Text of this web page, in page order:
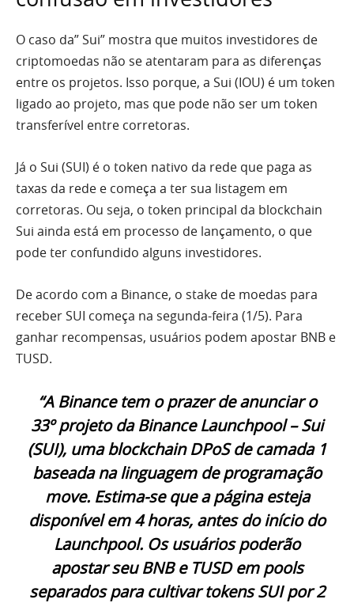
O caso da” Sui” mostra que muitos investidores de
criptomoedas não se atentaram para as diferenças
entre os projetos. Isso porque, a Sui (IOU) é um token
ligado ao projeto, mas que pode não ser um token
transferível entre corretoras.
Já o Sui (SUI) é o token nativo da rede que paga as
taxas da rede e começa a ter sua listagem em
corretoras. Ou seja, o token principal da blockchain
Sui ainda está em processo de lançamento, o que
pode ter confundido alguns investidores.
De acordo com a Binance, o stake de moedas para
receber SUI começa na segunda-feira (1/5). Para
ganhar recompensas, usuários podem apostar BNB e
TUSD.
“A Binance tem o prazer de anunciar o
33º projeto da Binance Launchpool – Sui
(SUI), uma blockchain DPoS de camada 1
baseada na linguagem de programação
move. Estima-se que a página esteja
disponível em 4 horas, antes do início do
Launchpool. Os usuários poderão
apostar seu BNB e TUSD em pools
separados para cultivar tokens SUI por 2